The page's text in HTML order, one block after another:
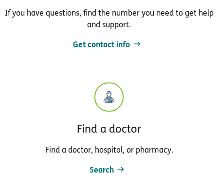
If you have questions, find the number you need to get help
and support.
Get contact info
Find a doctor
Find a doctor, hospital, or pharmacy.
Search